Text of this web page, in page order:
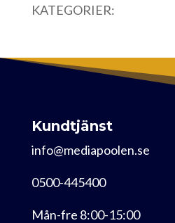
KATEGORIER:
Kundtjänst
info@mediapoolen.se
0500-445400
Mån-fre 8:00-15:00